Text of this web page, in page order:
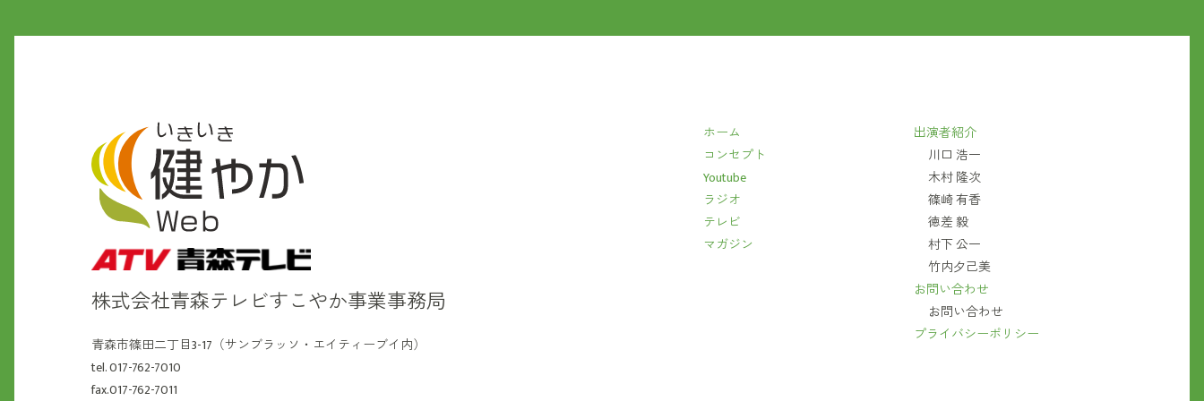
て
く
だ
さ
い。
株式会社青森テレビすこやか事業事務局
青森市篠田二丁目3-17（サンブラッソ・エイティーブイ内）
tel. 017-762-7010
fax.017-762-7011
ホーム
コンセプト
Youtube
ラジオ
テレビ
マガジン
出演者紹介
川口 浩一
木村 隆次
篠崎 有香
徳差 毅
村下 公一
竹内夕己美
お問い合わせ
お問い合わせ
プライバシーポリシー